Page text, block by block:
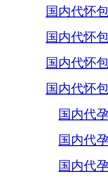
国内代怀
国内代怀
国内代怀
国内代怀
国内代
国内代
国内代